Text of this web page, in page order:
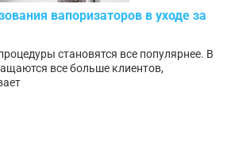
вапоризаторов в уходе за
становятся все популярнее. В
все больше клиентов,